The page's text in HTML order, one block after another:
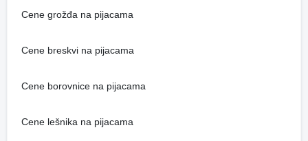
Cene grožđa na pijacama
Cene breskvi na pijacama
Cene borovnice na pijacama
Cene lešnika na pijacama